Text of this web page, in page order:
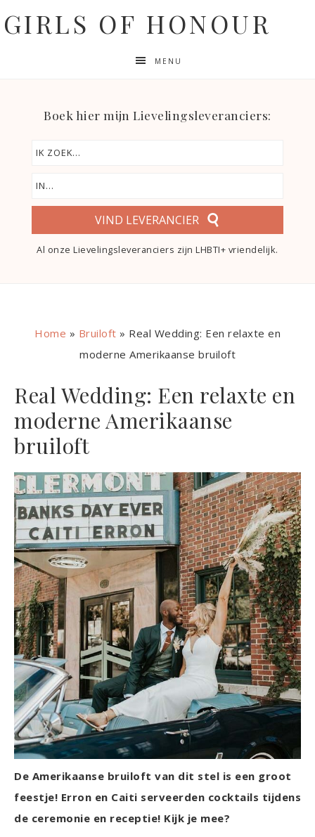
GIRLS OF HONOUR
MENU
Boek hier mijn Lievelingsleveranciers:
VIND LEVERANCIER
Al onze Lievelingsleveranciers zijn LHBTI+ vriendelijk.
Home » Bruiloft » Real Wedding: Een relaxte en
moderne Amerikaanse bruiloft
Real Wedding: Een relaxte en
moderne Amerikaanse
bruiloft
De Amerikaanse bruiloft van dit stel is een groot
feestje! Erron en Caiti serveerden cocktails tijdens
de ceremonie en receptie! Kijk je mee?